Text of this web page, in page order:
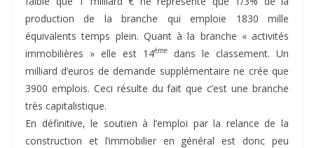
production de la branche qui emploie 1830 mille
équivalents temps plein. Quant à la branche « activités
immobilières » elle est 14ème
dans le classement. Un
milliard d’euros de demande supplémentaire ne crée que
3900 emplois. Ceci résulte du fait que c’est une branche
très capitalistique.
En définitive, le soutien à l’emploi par la relance de la
construction et l’immobilier en général est donc peu